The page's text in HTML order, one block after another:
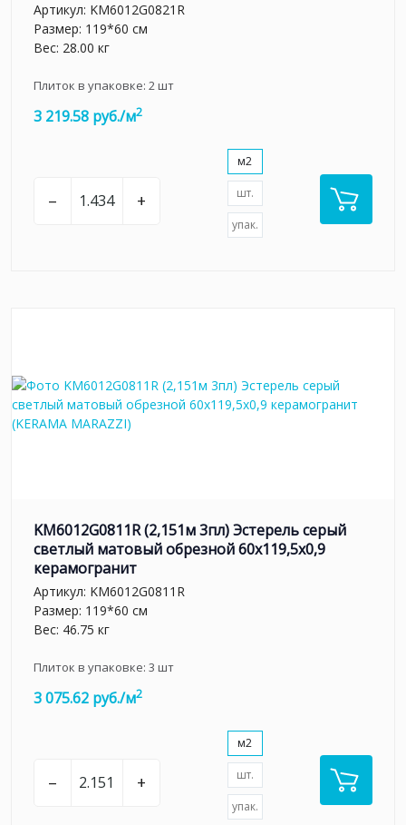
Артикул: KM6012G0821R
Размер: 119*60 см
Вес: 28.00 кг
Плиток в упаковке: 2шт
3 219.58 руб./м2
– +
м2
шт.
упак.
KM6012G0811R (2,151м 3пл) Эстерель серый
светлый матовый обрезной 60x119,5x0,9
керамогранит
Артикул: KM6012G0811R
Размер: 119*60 см
Вес: 46.75 кг
Плиток в упаковке: 3 шт
3 075.62 руб./м2
– +
м2
шт.
упак.